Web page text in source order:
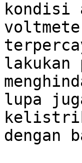
kondisi
lakukan
lupa
dengan